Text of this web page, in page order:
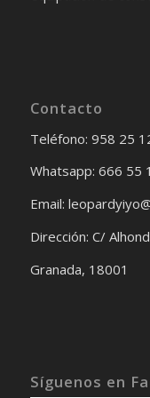
Contacto
Teléfono: 958 25
Whatsapp: 666 55
Email:
Dirección: C/
Granada, 18001
Síguenos en